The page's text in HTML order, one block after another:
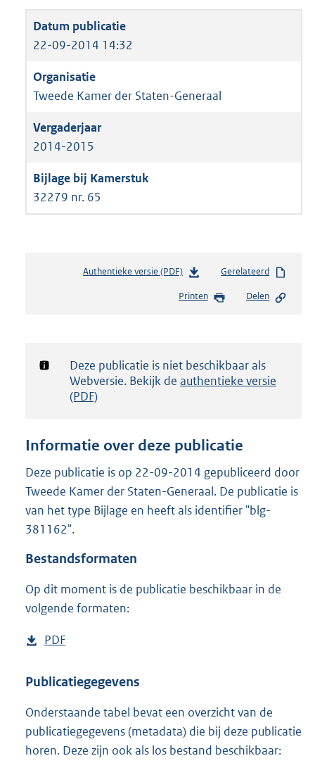
22-09-2014 14:32
Tweede Kamer der Staten-Generaal
2014-2015
32279 nr. 65
Authentieke versie (PDF)b
s
d
g
t
e
:
1
Gerelateerd
Printen Delen
Notificatie:
Deze publicatie is niet beschikbaar als
Webversie. Bekijk de authentieke versie
(PDF)
Informatie over deze publicatie
Deze publicatie is op 22-09-2014 gepubliceerd door
Tweede Kamer der Staten-Generaal. De publicatie is
van het type Bijlage en heeft als identifier "blg-
381162".
Bestandsformaten
Op dit moment is de publicatie beschikbaar in de
volgende formaten:
D
w
l
o
a
PDF
s
a
n
d
Publicatiegegevens
Onderstaande tabel bevat een overzicht van de
publicatiegegevens (metadata) die bij deze publicatie
horen. Deze zijn ook als los bestand beschikbaar: